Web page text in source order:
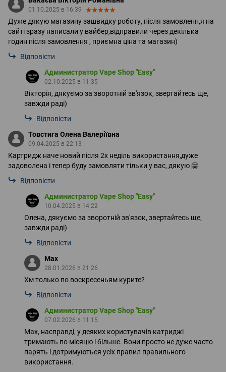
01.10.2025 в 16:39
Дуже дякую магазину зашвидку роботу, після замовленн,я на
сайті зразу написали у вайбер,відправили через декілька
годин після замовлення , приємна ціна та магазин)
Відповісти
Администратор Vape Shop "Easy"
02.10.2025 в 11:35
Вікторія, дякуємо за зворотній зв'язок, звертайтесь ще,
завжди раді)
Відповісти
Товстига Олена Валеріївна
09.04.2025 в 22:13
Картридж наче новий після 2х неділь використання,дуже
задоволена і тепер буду замовляти тільки у вас, дякую 🤗
Відповісти
Администратор Vape Shop "Easy"
10.04.2025 в 14:22
Олена, дякуємо за зворотній зв'язок, звертайтесь ще,
завжди раді)
Відповісти
Max
28.01.2026 в 21:26
Хм только по воскресеньям курите?
Відповісти
Администратор Vape Shop "Easy"
07.02.2026 в 11:15
Max, насправді, у деяких користувачів катриджі
тримають по місяцю і більше. Вони просто не дуже часто
парять і дотримуються усіх правил правильного
використання.